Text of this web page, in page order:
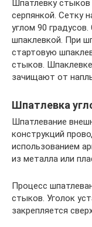
Шпатлевку
серпянкой. Сетку
углом 90
шпаклевкой. При
стартовую
стыков.
зачищают от
Шпатлевка
Шпатлевание
конструкций
использованием
из металла или
Процесс
стыков. Уголок
закрепляется